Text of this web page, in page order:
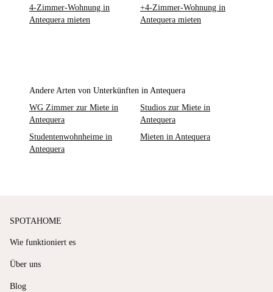
4-Zimmer-Wohnung in
Antequera mieten
+4-Zimmer-Wohnung in
Antequera mieten
Andere Arten von Unterkünften in Antequera
WG Zimmer zur Miete in
Antequera
Studios zur Miete in
Antequera
Studentenwohnheime in
Antequera
Mieten in Antequera
SPOTAHOME
Wie funktioniert es
Über uns
Blog